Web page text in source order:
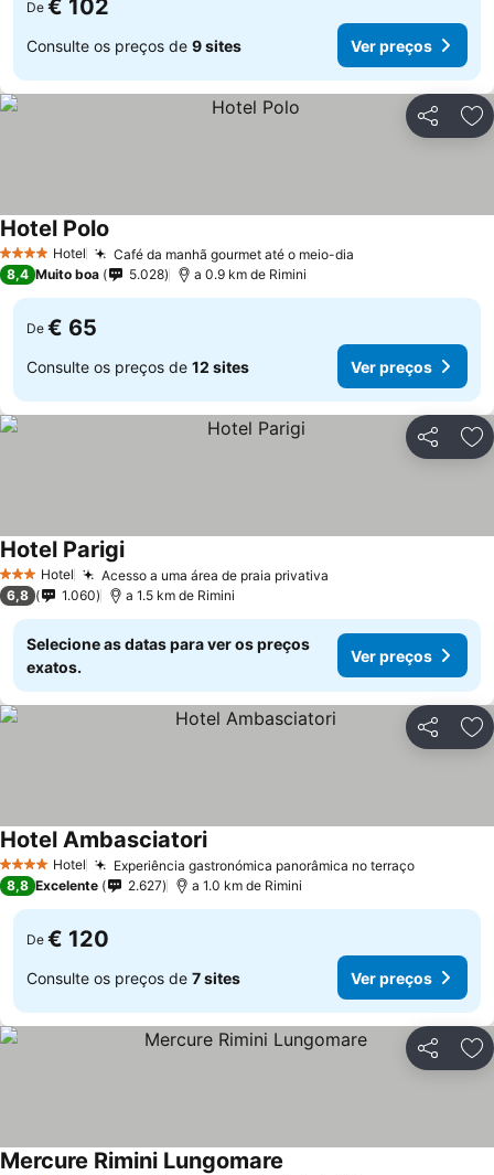
De € 102
Consulte os preços de 9 sites Ver preços
Partilhar
4 EstrelasHotel Café da manhã gourmet até o meio-dia
Hotel Polo
8,4 Muito boa 5.028 a 0.9 km de Rimini
De € 65
Consulte os preços de 12 sites Ver preços
Partilhar
3 EstrelasHotel Acesso a uma área de praia privativa
Hotel Parigi
6,8 1.060 a 1.5 km de Rimini
Selecione as datas para ver os preços
exatos.
Ver preços
Partilhar
4 EstrelasHotel Experiência gastronómica panorâmica no terraço
Hotel Ambasciatori
8,8 Excelente 2.627 a 1.0 km de Rimini
De € 120
Consulte os preços de 7 sites Ver preços
Partilhar
Mercure Rimini Lungomare